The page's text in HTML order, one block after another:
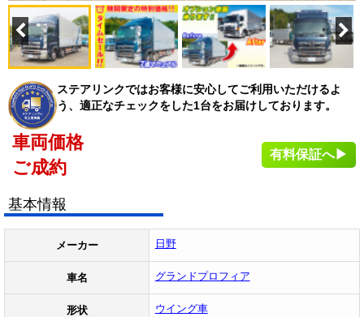
ステアリンクではお客様に安心してご利用いただけるよ
う、適正なチェックをした1台をお届けしております。
車両価格
ご成約
有料保証へ▶
基本情報
メーカー 日野
車名 グランドプロフィア
形状 ウイング車